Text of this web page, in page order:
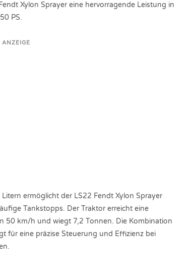
Xylon Sprayer eine hervorragende Leistung in
PS.
ANZEIGE
ermöglicht der LS22 Fendt Xylon Sprayer
Tankstopps. Der Traktor erreicht eine
50 km/h und wiegt 7,2 Tonnen. Die Kombination
für eine präzise Steuerung und Effizienz bei